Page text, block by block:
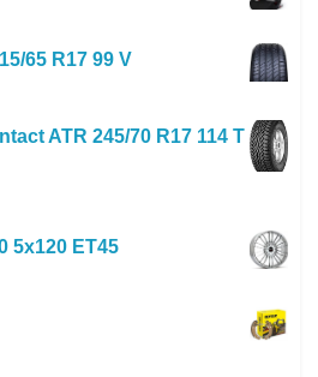
65 R17 99 V
ATR 245/70 R17 114 T
5x120 ET45